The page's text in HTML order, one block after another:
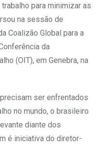
para minimizar as
na sessão de
Coalizão Global para a
da
(OIT), em Genebra, na
ser enfrentados
no mundo, o brasileiro
diante dos
é iniciativa do diretor-